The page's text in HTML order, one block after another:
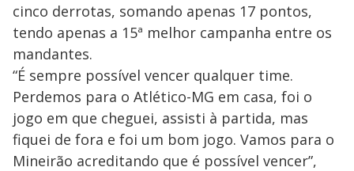
cinco derrotas, somando apenas 17 pontos,
tendo apenas a 15ª melhor campanha entre os
mandantes.
“É sempre possível vencer qualquer time.
Perdemos para o Atlético-MG em casa, foi o
jogo em que cheguei, assisti à partida, mas
fiquei de fora e foi um bom jogo. Vamos para o
Mineirão acreditando que é possível vencer”,